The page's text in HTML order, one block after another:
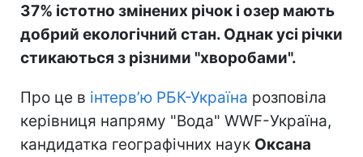
37% істотно змінених річок і озер мають
добрий екологічний стан. Однак усі річки
стикаються з різними "хворобами".
Про це в інтерв’ю РБК-Україна розповіла
керівниця напряму "Вода" WWF-Україна,
кандидатка географічних наук Оксана